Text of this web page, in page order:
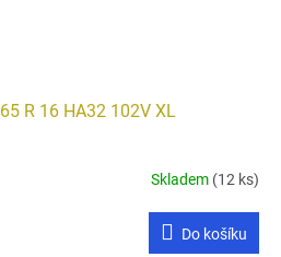
R 16 HA32 102V XL
Skladem (12 ks)
Do košíku